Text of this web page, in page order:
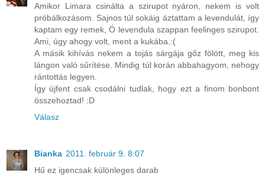
Amikor Limara csinálta a szirupot nyáron, nekem is volt
próbálkozásom. Sajnos túl sokáig áztattam a levendulát, így
kaptam egy remek, Ó levendula szappan feelinges szirupot.
Ami, úgy ahogy volt, ment a kukába.:(
A másik kihívás nekem a tojás sárgája gőz fölött, meg kis
lángon való sűrítése. Mindig túl korán abbahagyom, nehogy
rántottás legyen.
Így újfent csak csodálni tudlak, hogy ezt a finom bonbont
összehoztad! :D
Válasz
Bianka 2011. február 9. 8:07
Hű ez igencsak különleges darab